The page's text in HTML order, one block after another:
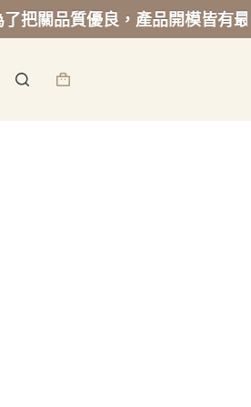
優良，產品開模皆有最低起訂量
詢